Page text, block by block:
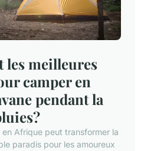
les meilleures
camper en
pendant la
en Afrique peut transformer la
paradis pour les amoureux